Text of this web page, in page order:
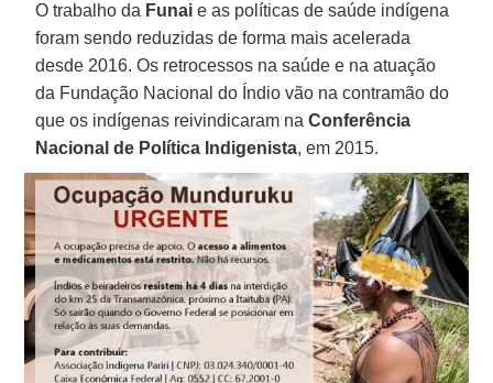
O trabalho da Funai e as políticas de saúde indígena
foram sendo reduzidas de forma mais acelerada
desde 2016. Os retrocessos na saúde e na atuação
da Fundação Nacional do Índio vão na contramão do
que os indígenas reivindicaram naConferência
Nacional de Política Indigenista, em 2015.